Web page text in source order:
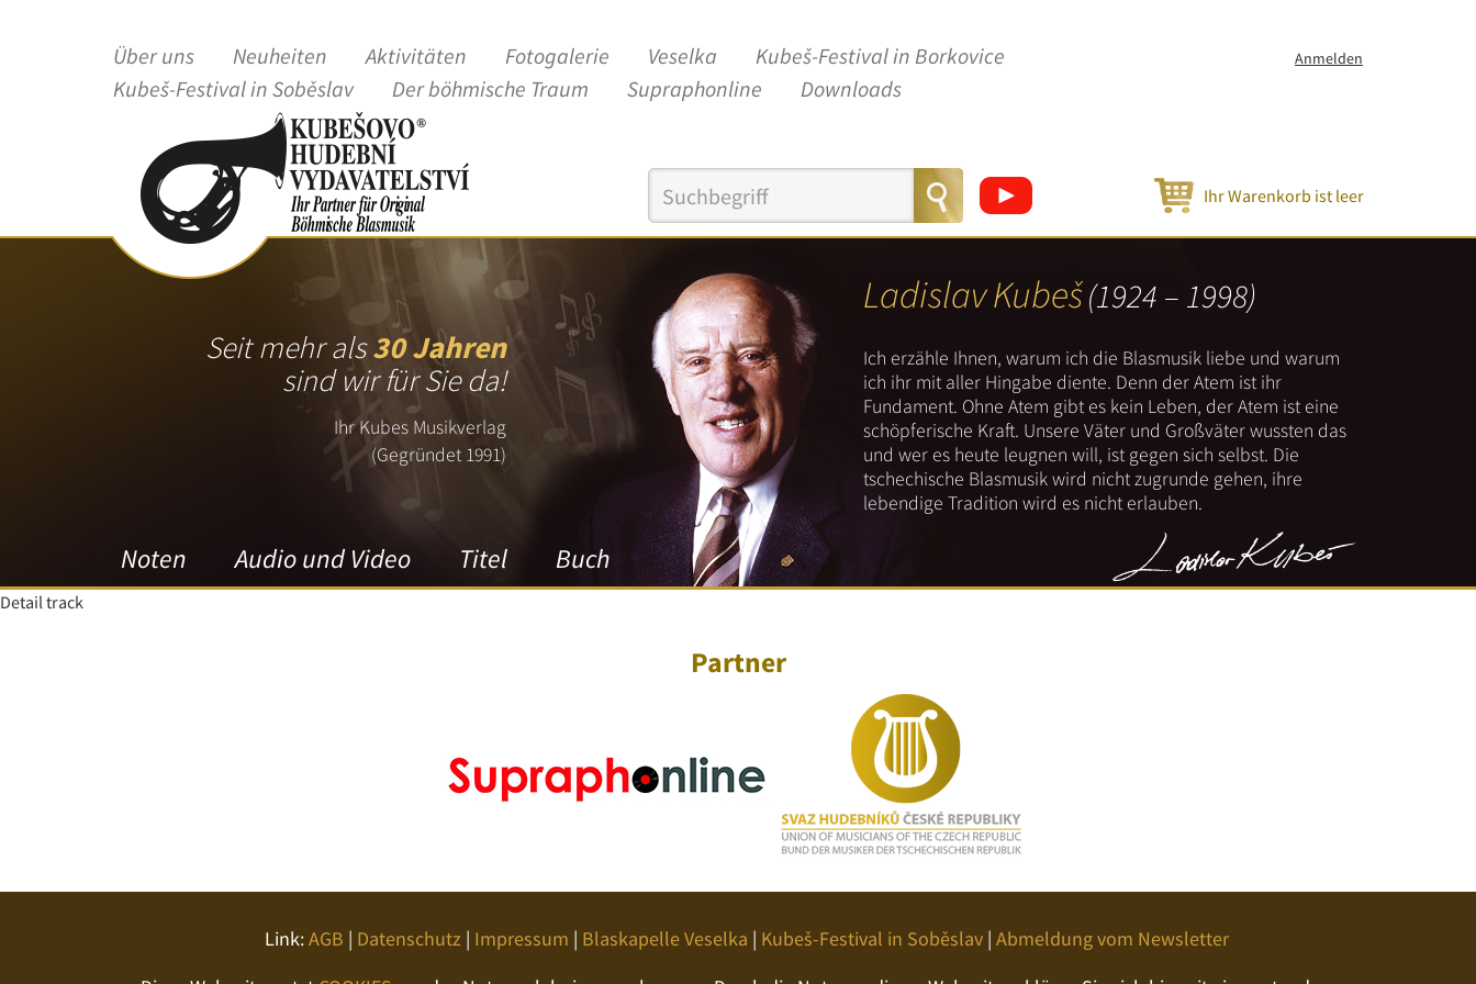
Über uns Neuheiten Aktivitäten Fotogalerie Veselka
Kubeš-Festival in Borkovice
Kubeš-Festival in Soběslav
Der böhmische Traum Supraphonline Downloads
Anmelden
Ihr Warenkorb ist leer
Seit mehr als30 Jahren
sind wir für Sie da!
Ihr Kubes Musikverlag
(Gegründet 1991)
Noten Audio und Video Titel Buch
Ladislav Kubeš(1924 – 1998)
Ich erzähle Ihnen, warum ich die Blasmusik liebe und warum
ich ihr mit aller Hingabe diente. Denn der Atem ist ihr
Fundament. Ohne Atem gibt es kein Leben, der Atem ist eine
schöpferische Kraft. Unsere Väter und Großväter wussten das
und wer es heute leugnen will, ist gegen sich selbst. Die
tschechische Blasmusik wird nicht zugrunde gehen, ihre
lebendige Tradition wird es nicht erlauben.
Detail track
Partner
Link:AGB | Datenschutz | Impressum | Blaskapelle Veselka | Kubeš-Festival in Soběslav | Abmeldung vom Newsletter